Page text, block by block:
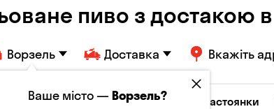
пиво з достакою
Ворзель Доставка Вкажіть
Горілка Соджу Лікери та настоянки
Ваше місто —Ворзель?